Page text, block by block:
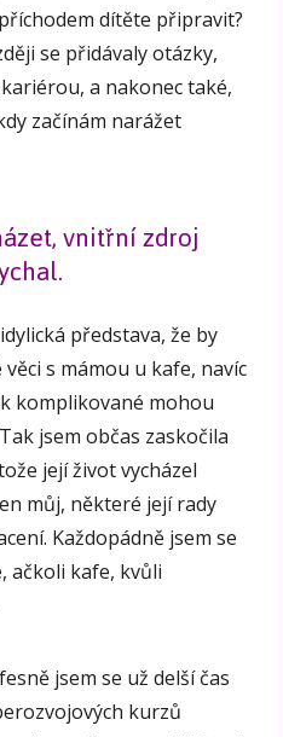
dítěte připravit?
se přidávaly otázky,
a nakonec také,
začínám narážet
vnitřní zdroj
představa, že by
s mámou u kafe, navíc
komplikované mohou
jsem občas zaskočila
její život vycházel
můj, některé její rady
Každopádně jsem se
ačkoli kafe, kvůli
jsem se už delší čas
kurzů